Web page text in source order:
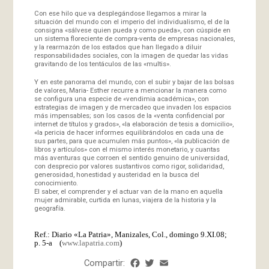
Con ese hilo que va desplegándose llegamos a mirar la
situación del mundo con el imperio del individualismo, el de la
consigna «sálvese quien pueda y como pueda», con cúspide en
un sistema floreciente de compra-venta de empresas nacionales,
y la rearmazón de los estados que han llegado a diluir
responsabilidades sociales, con la imagen de quedar las vidas
gravitando de los tentáculos de las «multis».
Y en este panorama del mundo, con el subir y bajar de las bolsas
de valores, Maria- Esther recurre a mencionar la manera como
se configura una especie de «vendimia académica», con
estrategias de imagen y de mercadeo que invaden los espacios
más impensables; son los casos de la «venta confidencial por
internet de títulos y grados», «la elaboración de tesis a domicilio»,
«la pericia de hacer informes equilibrándolos en cada una de
sus partes, para que acumulen más puntos», «la publicación de
libros y artículos» con el mismo interés monetario, y cuantas
más aventuras que corroen el sentido genuino de universidad,
con desprecio por valores sustantivos como rigor, solidaridad,
generosidad, honestidad y austeridad en la busca del
conocimiento.
El saber, el comprender y el actuar van de la mano en aquella
mujer admirable, curtida en lunas, viajera de la historia y la
geografía.
Ref.: Diario «La Patria», Manizales, Col., domingo 9.XI.08;
p. 5-a (www.lapatria.com)
Compartir: Facebook
Twitter